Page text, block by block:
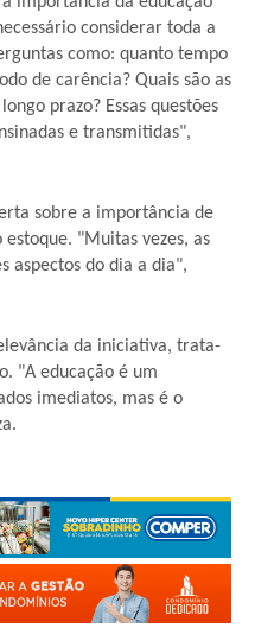
considerar toda a
como: quanto tempo
de carência? Quais são as
prazo? Essas questões
e transmitidas",
sobre a importância de
"Muitas vezes, as
aspectos do dia a dia",
da iniciativa, trata-
"A educação é um
imediatos, mas é o